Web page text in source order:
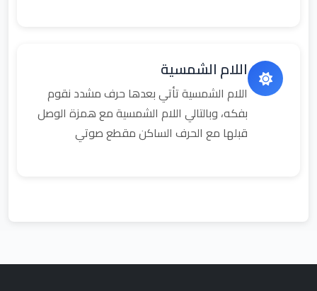
اللام الشمسية
اللام الشمسية تأتي بعدها حرف مشدد نقوم
بفكه، وبالتالي اللام الشمسية مع همزة الوصل
قبلها مع الحرف الساكن مقطع صوتي